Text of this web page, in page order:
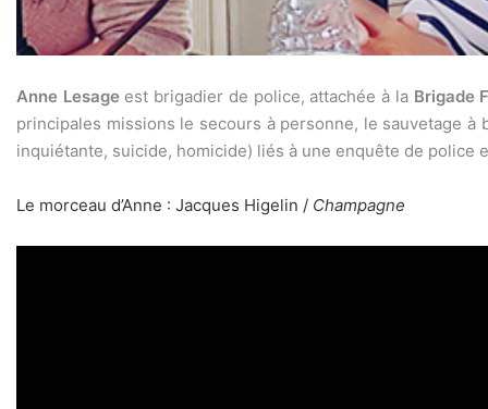
Anne Lesage est brigadier de police, attachée à la Brigade
principales missions le secours à personne, le sauvetage
inquiétante, suicide, homicide) liés à une enquête de police
Le morceau d’Anne : Jacques Higelin / Champagne